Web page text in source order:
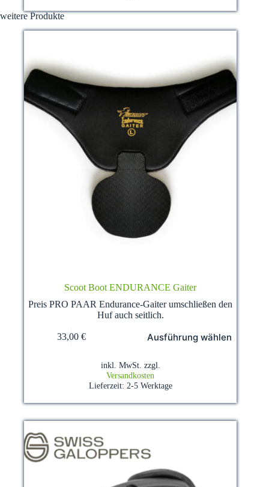
weitere Produkte
Scoot Boot ENDURANCE Gaiter
Preis PRO PAAR Endurance-Gaiter umschließen den
Huf auch seitlich.
33,00 € Ausführung wählen
Optionen
der
Produktseite
gewählt
inkl. MwSt. zzgl.
Versandkosten
Lieferzeit: 2-5 Werktage